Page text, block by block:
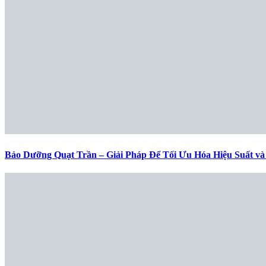
Bảo Dưỡng Quạt Trần – Giải Pháp Để Tối Ưu Hóa Hiệu Suất